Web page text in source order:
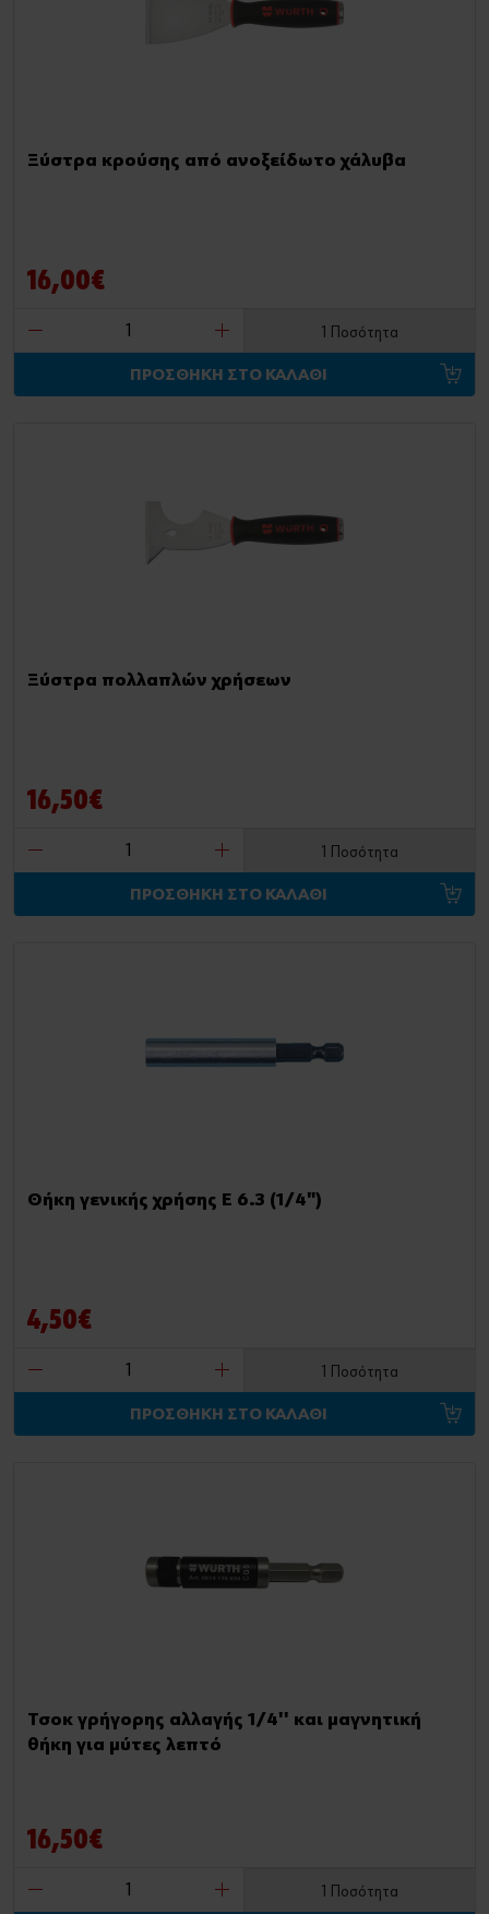
Ξύστρα κρούσης από ανοξείδωτο χάλυβα
16,00€
1 Ποσότητα
ΠΡΟΣΘΗΚΗ ΣΤΟ ΚΑΛΑΘΙ
Ξύστρα πολλαπλών χρήσεων
16,50€
1 Ποσότητα
ΠΡΟΣΘΗΚΗ ΣΤΟ ΚΑΛΑΘΙ
Θήκη γενικής χρήσης E 6.3 (1/4")
4,50€
1 Ποσότητα
ΠΡΟΣΘΗΚΗ ΣΤΟ ΚΑΛΑΘΙ
Τσοκ γρήγορης αλλαγής 1/4'' και μαγνητική
θήκη για μύτες λεπτό
16,50€
1 Ποσότητα